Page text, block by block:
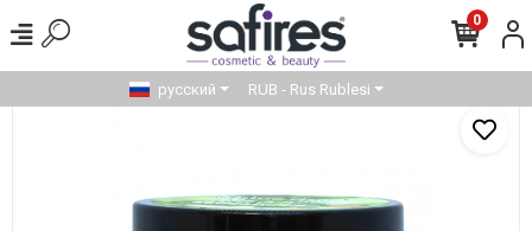
0
русский RUB - Rus Rublesi